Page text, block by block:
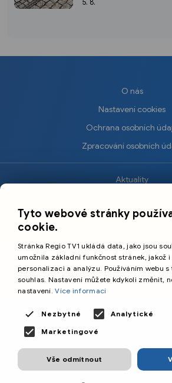
5. 8.
O nás
Nastavení cookies
Ochrana osobních
Zpracování osobních
Aktuality
Sport
Cestování
Primetime Media
Tyto webové stránky
cookie.
Stránka Regio TV1 ukládá data, jako jsou
umožnila základní funkčnost stránek, jakož
personalizaci a analýzu. Používáním webu
souhlas. Nastavení můžete kdykoli změnit,
nastavení.Více informací
Nezbytné
Analytické
Marketingové
Vše odmítnout